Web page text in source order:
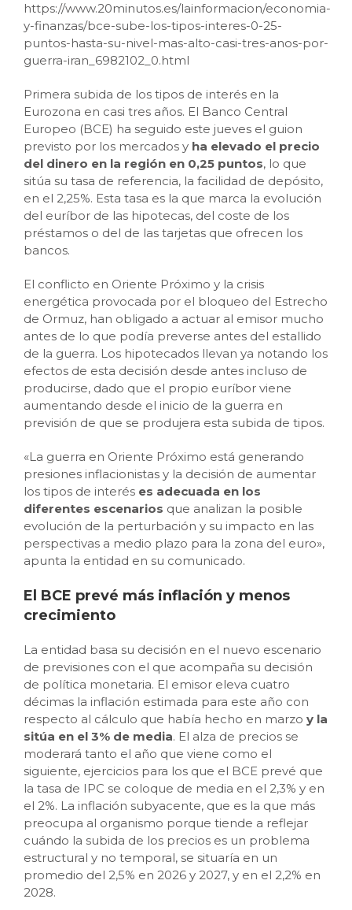
https://www.20minutos.es/lainformacion/economia-
y-finanzas/bce-sube-los-tipos-interes-0-25-
puntos-hasta-su-nivel-mas-alto-casi-tres-anos-por-
guerra-iran_6982102_0.html
Primera subida de los tipos de interés en la
Eurozona en casi tres años. El Banco Central
Europeo (BCE) ha seguido este jueves el guion
previsto por los mercados y ha elevado el precio
del dinero en la región en 0,25 puntos, lo que
sitúa su tasa de referencia, la facilidad de depósito,
en el 2,25%. Esta tasa es la que marca la evolución
del euríbor de las hipotecas, del coste de los
préstamos o del de las tarjetas que ofrecen los
bancos.
El conflicto en Oriente Próximo y la crisis
energética provocada por el bloqueo del Estrecho
de Ormuz, han obligado a actuar al emisor mucho
antes de lo que podía preverse antes del estallido
de la guerra. Los hipotecados llevan ya notando los
efectos de esta decisión desde antes incluso de
producirse, dado que el propio euríbor viene
aumentando desde el inicio de la guerra en
previsión de que se produjera esta subida de tipos.
«La guerra en Oriente Próximo está generando
presiones inflacionistas y la decisión de aumentar
los tipos de interés es adecuada en los
diferentes escenarios que analizan la posible
evolución de la perturbación y su impacto en las
perspectivas a medio plazo para la zona del euro»,
apunta la entidad en su comunicado.
El BCE prevé más inflación y menos
crecimiento
La entidad basa su decisión en el nuevo escenario
de previsiones con el que acompaña su decisión
de política monetaria. El emisor eleva cuatro
décimas la inflación estimada para este año con
respecto al cálculo que había hecho en marzo y la
sitúa en el 3% de media. El alza de precios se
moderará tanto el año que viene como el
siguiente, ejercicios para los que el BCE prevé que
la tasa de IPC se coloque de media en el 2,3% y en
el 2%. La inflación subyacente, que es la que más
preocupa al organismo porque tiende a reflejar
cuándo la subida de los precios es un problema
estructural y no temporal, se situaría en un
promedio del 2,5% en 2026 y 2027, y en el 2,2% en
2028.